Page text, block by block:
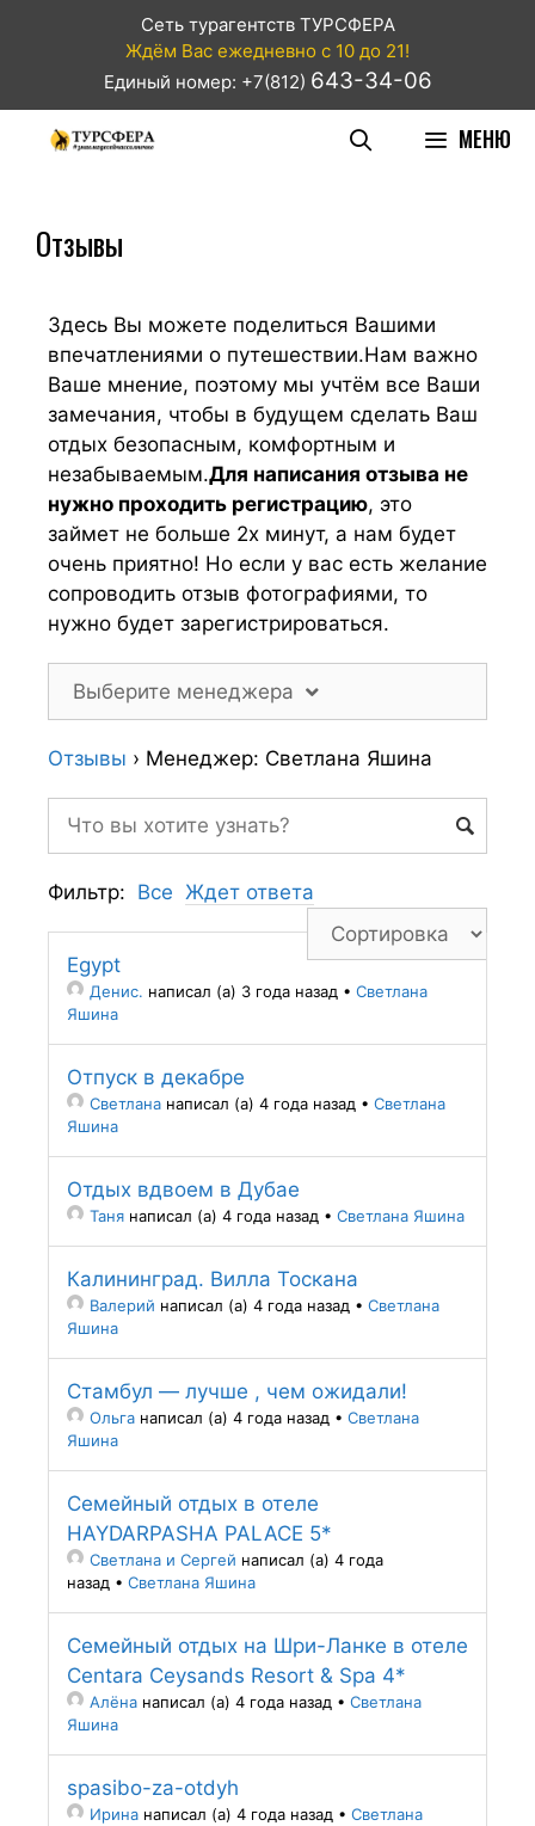
Сеть турагентств ТУРСФЕРА
Ждём Вас ежедневно с 10 до 21!
Единый номер: +7(812) 643-34-06
МЕНЮ
Отзывы
Здесь Вы можете поделиться Вашими
впечатлениями о путешествии.Нам важно
Ваше мнение, поэтому мы учтём все Ваши
замечания, чтобы в будущем сделать Ваш
отдых безопасным, комфортным и
незабываемым.Для написания отзыва не
нужно проходить регистрацию, это
займет не больше 2х минут, а нам будет
очень приятно! Но если у вас есть желание
сопроводить отзыв фотографиями, то
нужно будет зарегистрироваться.
Выберите менеджера
Отзывы › Менеджер: Светлана Яшина
Фильтр: Все Ждет ответа
Egypt
Денис. написал (а) 3 года назад • Светлана
Яшина
Отпуск в декабре
Светлана написал (а) 4 года назад • Светлана
Яшина
Отдых вдвоем в Дубае
Таня написал (а) 4 года назад • Светлана Яшина
Калининград. Вилла Тоскана
Валерий написал (а) 4 года назад • Светлана
Яшина
Стамбул — лучше , чем ожидали!
Ольга написал (а) 4 года назад • Светлана
Яшина
Cемейный отдых в отеле
HAYDARPASHA PALACE 5*
Светлана и Сергей написал (а) 4 года
назад • Светлана Яшина
Семейный отдых на Шри-Ланке в отеле
Centara Ceysands Resort & Spa 4*
Алёна написал (а) 4 года назад • Светлана
Яшина
spasibo-za-otdyh
Ирина написал (а) 4 года назад • Светлана